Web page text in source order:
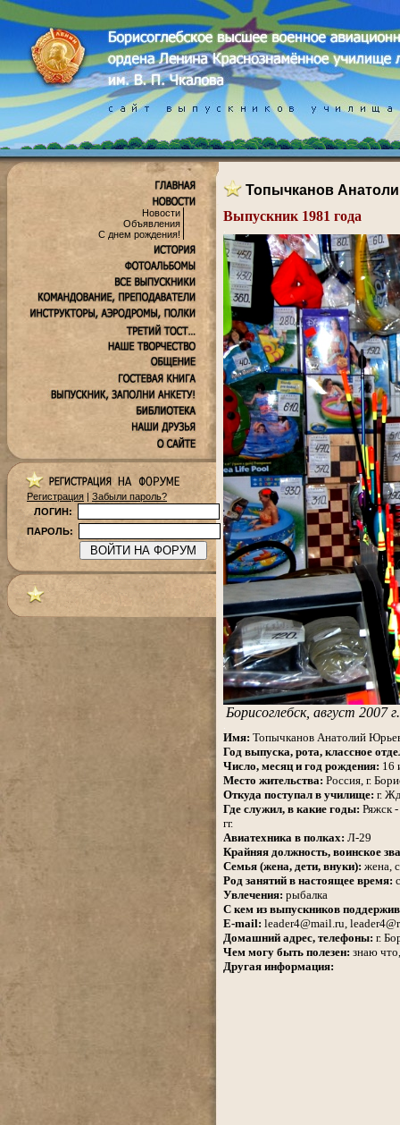
Новости
Объявления
С днем рождения!
Регистрация | Забыли пароль?
ЛОГИН:
ПАРОЛЬ:
Топычканов
Выпускник 1981 года
Борисоглебск, август 2007 г.
Имя: Топычканов Анатолий
Год выпуска, рота, классное
Число, месяц и год рождения: 16
Место жительства: Россия, г.
Откуда поступал в училище: г.
Где служил, в какие годы: Ряжск
гг.
Авиатехника в полках: Л-29
Крайняя должность, воинское
Семья (жена, дети, внуки): жена,
Род занятий в настоящее время:
Увлечения: рыбалка
С кем из выпускников
E-mail: leader4@mail.ru,
Домашний адрес, телефоны: г.
Чем могу быть полезен: знаю
Другая информация: